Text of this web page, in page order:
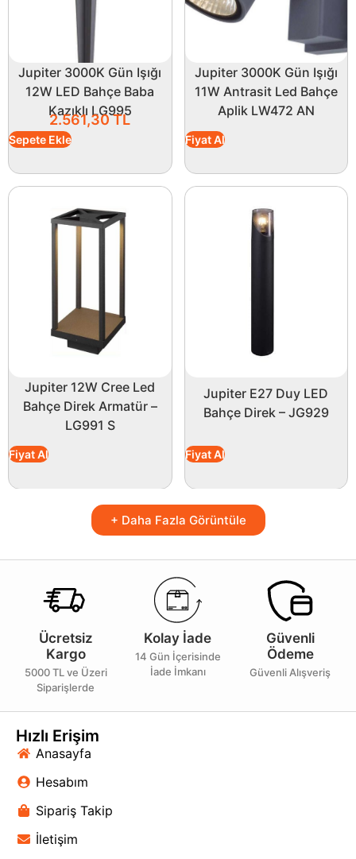
Jupiter 3000K Gün Işığı
12W LED Bahçe Baba
Kazıklı LG995
2.561,30TL
Sepete Ekle
Jupiter 3000K Gün Işığı
11W Antrasit Led Bahçe
Aplik LW472 AN
Fiyat Al
Jupiter 12W Cree Led
Bahçe Direk Armatür –
LG991 S
Fiyat Al
Jupiter E27 Duy LED
Bahçe Direk – JG929
Fiyat Al
+ Daha Fazla Görüntüle
Ücretsiz
Kargo
5000 TL ve Üzeri
Siparişlerde
Kolay İade
14 Gün İçerisinde
İade İmkanı
Güvenli
Ödeme
Güvenli Alışveriş
Hızlı Erişim
Anasayfa
Hesabım
Sipariş Takip
İletişim